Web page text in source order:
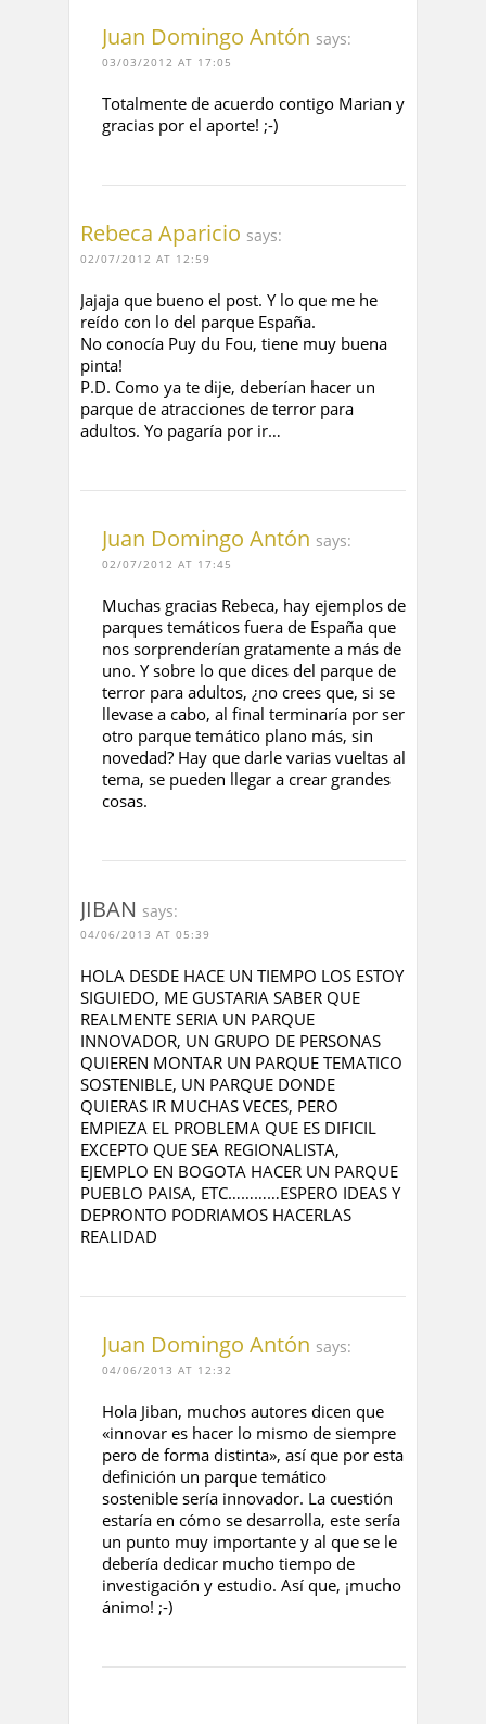
Juan Domingo Antón says:
03/03/2012 AT 17:05
Totalmente de acuerdo contigo Marian y
gracias por el aporte! ;-)
Rebeca Aparicio says:
02/07/2012 AT 12:59
Jajaja que bueno el post. Y lo que me he
reído con lo del parque España.
No conocía Puy du Fou, tiene muy buena
pinta!
P.D. Como ya te dije, deberían hacer un
parque de atracciones de terror para
adultos. Yo pagaría por ir…
Juan Domingo Antón says:
02/07/2012 AT 17:45
Muchas gracias Rebeca, hay ejemplos de
parques temáticos fuera de España que
nos sorprenderían gratamente a más de
uno. Y sobre lo que dices del parque de
terror para adultos, ¿no crees que, si se
llevase a cabo, al final terminaría por ser
otro parque temático plano más, sin
novedad? Hay que darle varias vueltas al
tema, se pueden llegar a crear grandes
cosas.
JIBAN says:
04/06/2013 AT 05:39
HOLA DESDE HACE UN TIEMPO LOS ESTOY
SIGUIEDO, ME GUSTARIA SABER QUE
REALMENTE SERIA UN PARQUE
INNOVADOR, UN GRUPO DE PERSONAS
QUIEREN MONTAR UN PARQUE TEMATICO
SOSTENIBLE, UN PARQUE DONDE
QUIERAS IR MUCHAS VECES, PERO
EMPIEZA EL PROBLEMA QUE ES DIFICIL
EXCEPTO QUE SEA REGIONALISTA,
EJEMPLO EN BOGOTA HACER UN PARQUE
PUEBLO PAISA, ETC…………ESPERO IDEAS Y
DEPRONTO PODRIAMOS HACERLAS
REALIDAD
Juan Domingo Antón says:
04/06/2013 AT 12:32
Hola Jiban, muchos autores dicen que
«innovar es hacer lo mismo de siempre
pero de forma distinta», así que por esta
definición un parque temático
sostenible sería innovador. La cuestión
estaría en cómo se desarrolla, este sería
un punto muy importante y al que se le
debería dedicar mucho tiempo de
investigación y estudio. Así que, ¡mucho
ánimo! ;-)